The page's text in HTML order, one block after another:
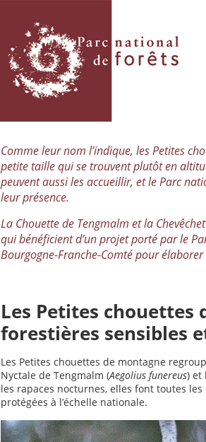
Comme leur nom l’indique, les Petites
petite taille qui se trouvent plutôt en
peuvent aussi les accueillir, et le Parc
leur présence.
La Chouette de Tengmalm et la
qui bénéficient d’un projet porté par le
Bourgogne-Franche-Comté pour
Les Petites chouettes
forestières sensibles
Les Petites chouettes de montagne
Nyctale de Tengmalm (Aegolius funereus) et
les rapaces nocturnes, elles font toutes
protégées à l’échelle nationale.